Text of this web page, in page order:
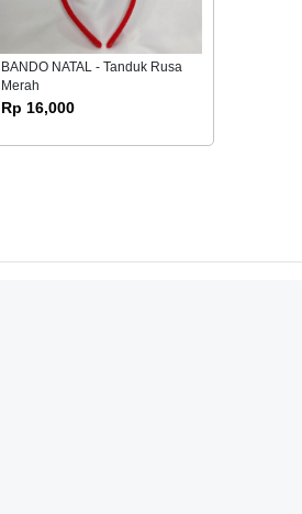
BANDO NATAL - Tanduk Rusa
Merah
Rp 16,000